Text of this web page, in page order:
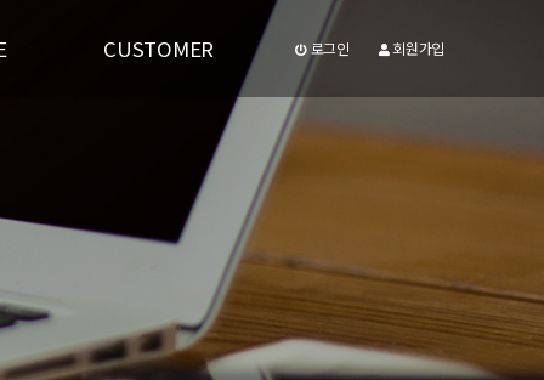
CUSTOMER 로그인 회원가입